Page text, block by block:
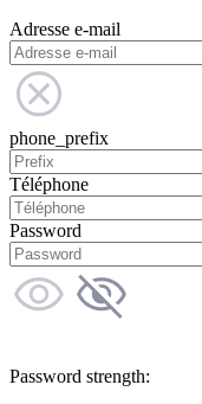
Adresse e-mail
phone_prefix
Téléphone
Password
Password strength: